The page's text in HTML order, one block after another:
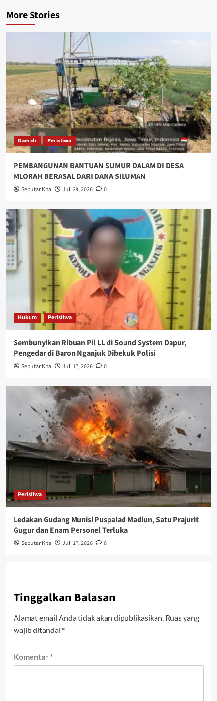
More Stories
Daerah Peristiwa
PEMBANGUNAN BANTUAN SUMUR DALAM DI DESA
MLORAH BERASAL DARI DANA SILUMAN
Seputar Kita Juli 29, 2026 0
Hukum Peristiwa
Sembunyikan Ribuan Pil LL di Sound System Dapur,
Pengedar di Baron Nganjuk Dibekuk Polisi
Seputar Kita Juli 17, 2026 0
Peristiwa
Ledakan Gudang Munisi Puspalad Madiun, Satu Prajurit
Gugur dan Enam Personel Terluka
Seputar Kita Juli 17, 2026 0
Tinggalkan Balasan
Alamat email Anda tidak akan dipublikasikan. Ruas yang
wajib ditandai *
Komentar *